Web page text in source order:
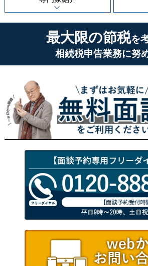
最大限の節税を
相続税申告業務に努